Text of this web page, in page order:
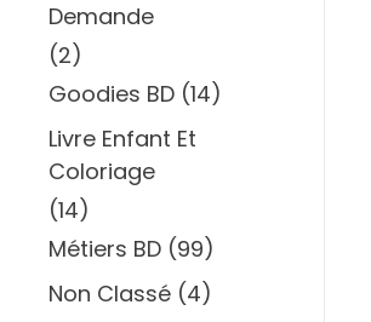
Demande
(2)
Goodies BD (14)
Livre Enfant Et
Coloriage
(14)
Métiers BD (99)
Non Classé (4)